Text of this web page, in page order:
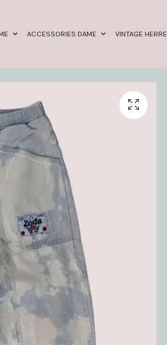
ACCESSORIES DAME VINTAGE HERRE